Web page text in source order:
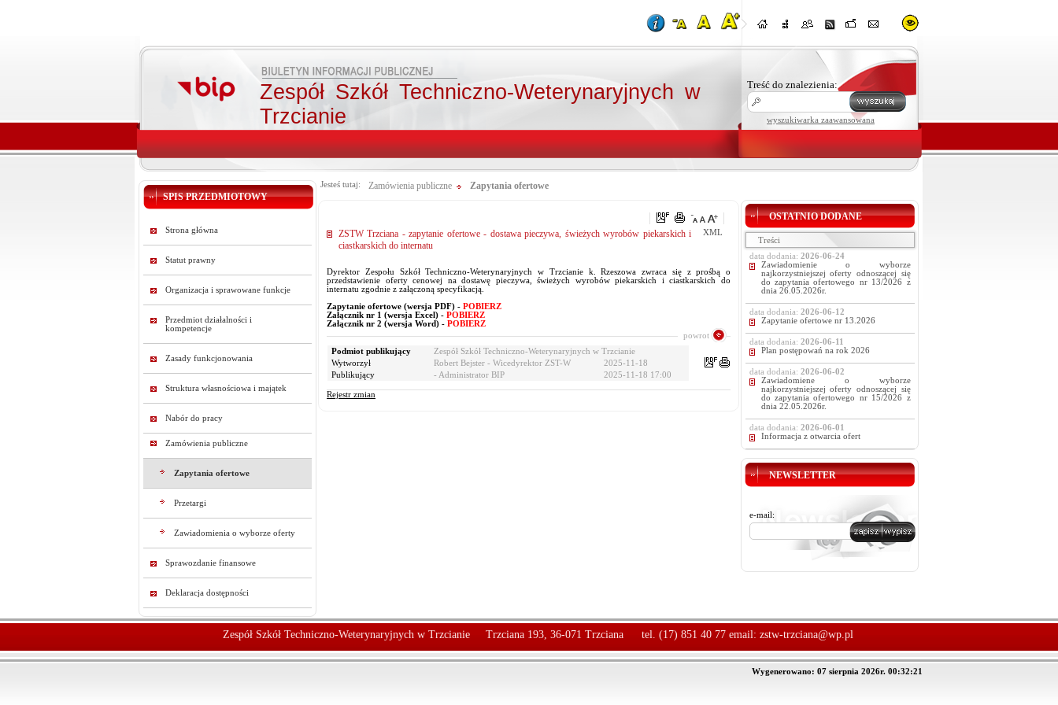
Zespół Szkół Techniczno-Weterynaryjnych w
Trzcianie
Treść do znalezienia:
wyszukiwarka zaawansowana
SPIS PRZEDMIOTOWY
Strona główna
Statut prawny
Organizacja i sprawowane funkcje
Przedmiot działalności i
kompetencje
Zasady funkcjonowania
Struktura własnościowa i majątek
Nabór do pracy
Zamówienia publiczne
Zapytania ofertowe
Przetargi
Zawiadomienia o wyborze oferty
Sprawozdanie finansowe
Deklaracja dostępności
Jesteś tutaj: Zamówienia publiczne Zapytania ofertowe
XML
ZSTW Trzciana - zapytanie ofertowe - dostawa pieczywa, świeżych wyrobów piekarskich i
ciastkarskich do internatu
Dyrektor Zespołu Szkół Techniczno-Weterynaryjnych w Trzcianie k. Rzeszowa zwraca się z prośbą o
przedstawienie oferty cenowej na dostawę pieczywa, świeżych wyrobów piekarskich i ciastkarskich do
internatu zgodnie z załączoną specyfikacją.
Zapytanie ofertowe (wersja PDF) - POBIERZ
Załącznik nr 1 (wersja Excel) - POBIERZ
Załącznik nr 2 (wersja Word) - POBIERZ
powrot
Podmiot publikujący
Zespół Szkół Techniczno-Weterynaryjnych w Trzcianie
Wytworzył
Robert Bejster - Wicedyrektor ZST-W
2025-11-18
Publikujący
- Administrator BIP 2025-11-18 17:00
Rejestr zmian
OSTATNIO DODANE
Treści
data dodania: 2026-06-24
Zawiadomienie o wyborze
najkorzystniejszej oferty odnoszącej się
do zapytania ofertowego nr 13/2026 z
dnia 26.05.2026r.
data dodania: 2026-06-12
Zapytanie ofertowe nr 13.2026
data dodania: 2026-06-11
Plan postępowań na rok 2026
data dodania: 2026-06-02
Zawiadomiene o wyborze
najkorzystniejszej oferty odnoszącej się
do zapytania ofertowego nr 15/2026 z
dnia 22.05.2026r.
data dodania: 2026-06-01
Informacja z otwarcia ofert
NEWSLETTER
e-mail:
Zespół Szkół Techniczno-Weterynaryjnych w Trzcianie Trzciana 193, 36-071 Trzciana tel. (17) 851 40 77 email: zstw-trzciana@wp.pl
Wygenerowano: 07 sierpnia 2026r. 00:32:21